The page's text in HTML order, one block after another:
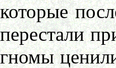
которые
перестали
гномы